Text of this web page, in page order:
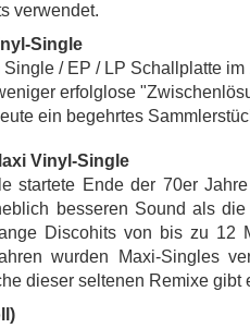
verwendet.
Single
/ EP / LP Schallplatte
erfolglose
ein begehrtes
Vinyl-Single
startete Ende der 70er
besseren Sound als
Discohits von bis zu 12
wurden Maxi-Singles
dieser seltenen Remixe